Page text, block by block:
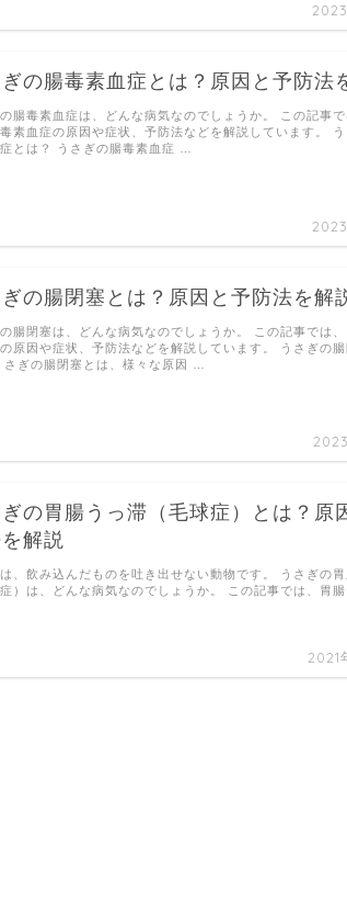
ぎの腸毒素血症とは？原因と予防法
腸毒素血症は、どんな病気なのでしょうか。 この記事で
素血症の原因や症状、予防法などを解説しています。
とは？ うさぎの腸毒素血症 …
ぎの腸閉塞とは？原因と予防法を解
腸閉塞は、どんな病気なのでしょうか。 この記事では
原因や症状、予防法などを解説しています。 うさぎの腸
さぎの腸閉塞とは、様々な原因 …
ぎの胃腸うっ滞（毛球症）とは？原
解説
2021
、飲み込んだものを吐き出せない動物です。 うさぎの
症）は、どんな病気なのでしょうか。 この記事では、胃